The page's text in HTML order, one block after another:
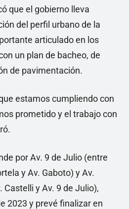
que el gobierno lleva
del perfil urbano de la
articulado en los
un plan de bacheo, de
de pavimentación.
estamos cumpliendo con
prometido y el trabajo con
por Av. 9 de Julio (entre
y Av. Gaboto) y Av.
y Av. 9 de Julio),
2023 y prevé finalizar en